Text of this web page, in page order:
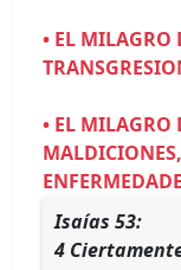
• EL
• EL MILAGRO
Isaías 53:
4